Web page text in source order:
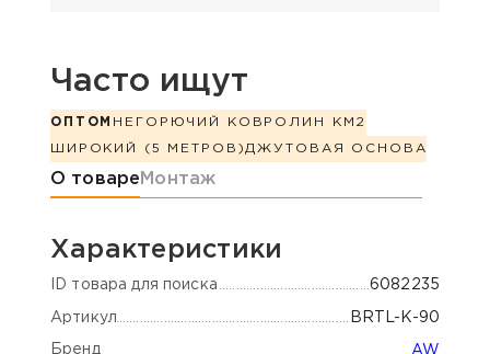
Часто ищут
ОПТОМ НЕГОРЮЧИЙ КОВРОЛИН КМ2
ШИРОКИЙ (5 МЕТРОВ) ДЖУТОВАЯ ОСНОВА
Информация о товаре
О товаре Монтаж
Характеристики
ID товара для поиска 6082235
Артикул BRTL-K-90
Бренд AW